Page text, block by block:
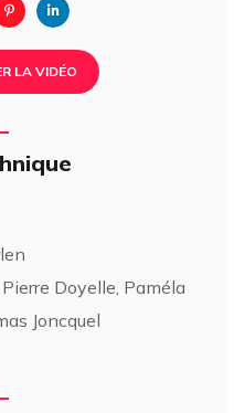
LA VIDÉO
Doyelle, Paméla
Joncquel